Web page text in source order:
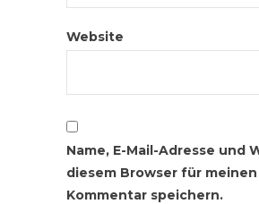
Website
Name, E-Mail-Adresse und
diesem Browser für
Kommentar speichern.